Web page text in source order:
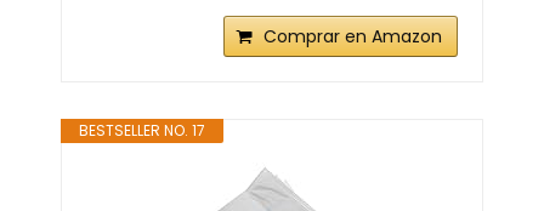
Comprar en Amazon
BESTSELLER NO. 17